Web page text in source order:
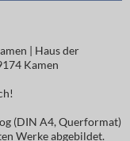
| Haus der
Kamen
(DIN A4, Querformat)
Werke abgebildet.